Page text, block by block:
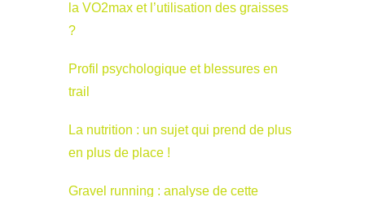
la VO2max et l’utilisation des graisses
?
Profil psychologique et blessures en
trail
La nutrition : un sujet qui prend de plus
en plus de place !
Gravel running : analyse de cette